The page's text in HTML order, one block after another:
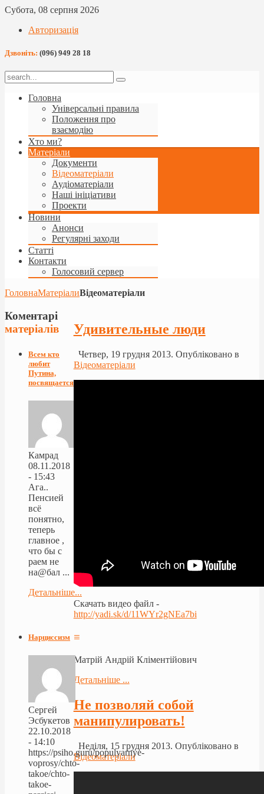
Субота, 08 серпня 2026
Авторизація
Дзвоніть: (096) 949 28 18
Головна
Універсальні правила
Положення про
взаємодію
Хто ми?
Матеріали
Документи
Відеоматеріали
Аудіоматеріали
Наші ініціативи
Проекти
Новини
Анонси
Регулярні заходи
Статті
Контакти
Голосовий сервер
ГоловнаМатеріалиВідеоматеріали
Удивительные люди
Четвер, 19 грудня 2013. Опубліковано в
Відеоматеріали
Скачать видео файл -
http://yadi.sk/d/11WYr2gNEa7bi
≡
Матрій Андрій Кліментійович
Детальніше ...
Не позволяй собой
манипулировать!
Неділя, 15 грудня 2013. Опубліковано в
Відеоматеріали
Коментарі
матеріалів
Всем кто
любит
Путина,
посвящается!
Камрад
08.11.2018
- 15:43
Ага..
Пенсией
всё
понятно,
теперь
главное ,
что бы с
раем не
на@бал ...
Детальніше...
Нарциссизм
Сергей
Эсбукетов
22.10.2018
- 14:10
https://psiho.guru/populyarnye-
voprosy/chto-
takoe/chto-
takoe-